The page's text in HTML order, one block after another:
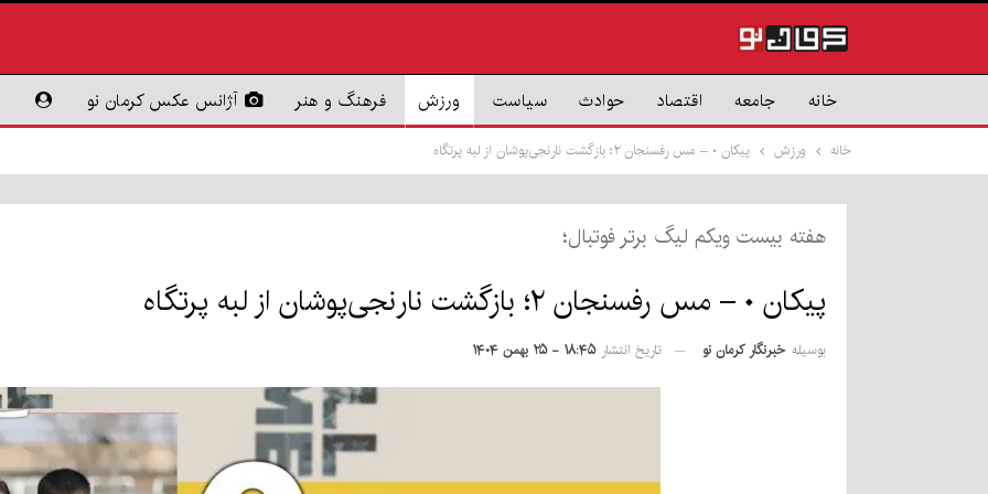
خانه جامعه اقتصاد حوادث سیاست ورزش فرهنگ و هنر آژانس عکس کرمان نو
خانه ورزش پیکان ۰ – مس رفسنجان ۲؛ بازگشت نارنجی‌پوشان از لبه پرتگاه
هفته بیست ویکم لیگ برتر فوتبال؛
پیکان ۰ – مس رفسنجان ۲؛ بازگشت نارنجی‌پوشان از لبه پرتگاه
بوسیله خبرنگار کرمان نو تاریخ انتشار ۱۸:۴۵ - ۲۵ بهمن ۱۴۰۴